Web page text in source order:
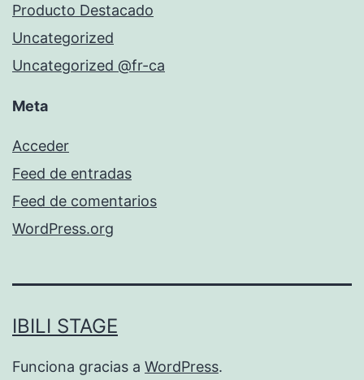
Producto Destacado
Uncategorized
Uncategorized @fr-ca
Meta
Acceder
Feed de entradas
Feed de comentarios
WordPress.org
IBILI STAGE
Funciona gracias a WordPress.